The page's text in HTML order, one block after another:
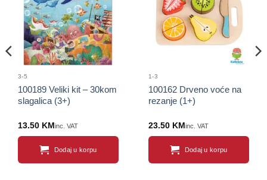
proizvod
3-5
100189 Veliki kit – 30kom
slagalica (3+)
13.50 KMinc. VAT
Dodaj u korpu
proizvod
1-3
100162 Drveno voće na
rezanje (1+)
23.50 KMinc. VAT
Dodaj u korpu